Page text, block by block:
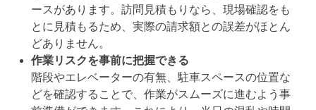
ースがあります。訪問見積もりなら、現場確認をも
とに見積もるため、実際の請求額との誤差がほとん
どありません。
作業リスクを事前に把握できる
階段やエレベーターの有無、駐車スペースの位置な
どを確認することで、作業がスムーズに進むよう事